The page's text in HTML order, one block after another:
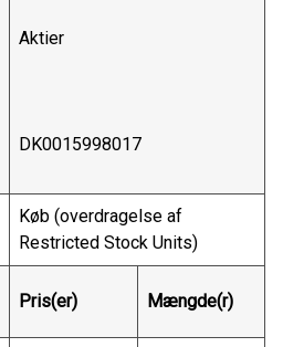
Aktier
DK0015998017
Køb (overdragelse af
Restricted Stock Units)
Pris(er) Mængde(r)